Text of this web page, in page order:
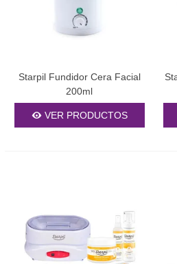
Starpil Fundidor Cera Facial
200ml
VER PRODUCTOS